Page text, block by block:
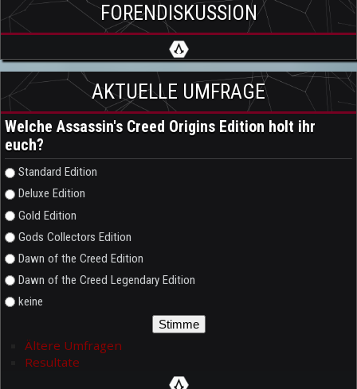
FORENDISKUSSION
AKTUELLE UMFRAGE
Welche Assassin's Creed Origins Edition holt ihr
euch?
Auswahlmöglichkeiten
Standard Edition
Deluxe Edition
Gold Edition
Gods Collectors Edition
Dawn of the Creed Edition
Dawn of the Creed Legendary Edition
keine
Ältere Umfragen
Resultate